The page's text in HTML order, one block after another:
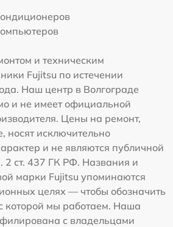
и техническим
Fujitsu по истечении
Наш центр в Волгограде
и не имеет официальной
Цены на ремонт,
носят исключительно
и не являются публичной
2 ст. 437 ГК РФ. Названия и
марки Fujitsu упоминаются
целях — чтобы обозначить
которой мы работаем. Наша
с владельцами